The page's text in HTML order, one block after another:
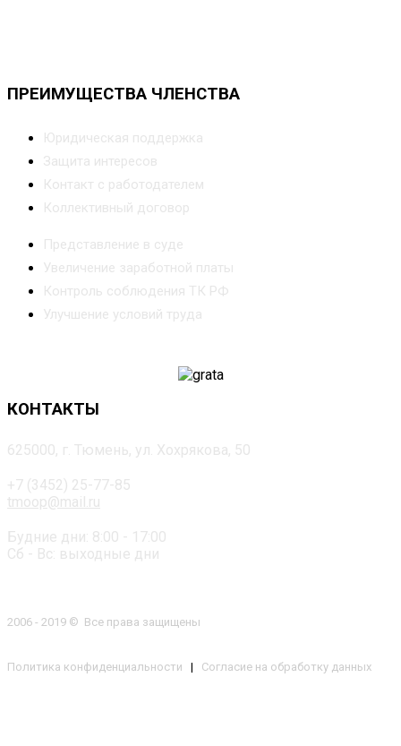
ПРЕИМУЩЕСТВА ЧЛЕНСТВА
Юридическая поддержка
Защита интересов
Контакт с работодателем
Коллективный договор
Представление в суде
Увеличение заработной платы
Контроль соблюдения ТК РФ
Улучшение условий труда
КОНТАКТЫ
625000, г. Тюмень, ул. Хохрякова, 50
+7 (3452) 25-77-85
tmoop@mail.ru
Будние дни: 8:00 - 17:00
Сб - Вс: выходные дни
2006 - 2019 © Все права защищены
Политика конфиденциальности | Согласие на обработку данных